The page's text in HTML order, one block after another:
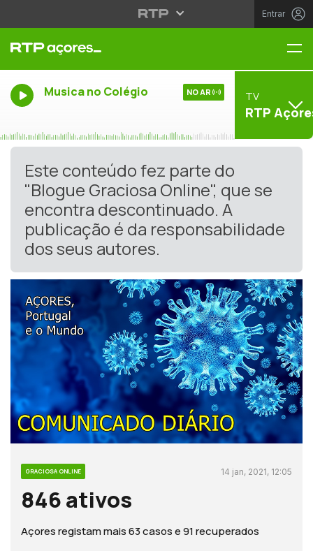
Entrar
Musica no Colégio NO AR TV
RTP
Este conteúdo fez parte do
"Blogue Graciosa Online", que se
encontra descontinuado. A
publicação é da responsabilidade
dos seus autores.
GRACIOSA ONLINE 14 jan, 2021, 12:05
846 ativos
Açores registam mais 63 casos e 91 recuperados